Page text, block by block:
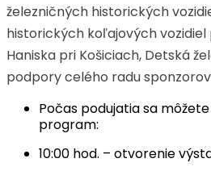
železničných historických
historických koľajových
Haniska pri Košiciach, Detská
podpory celého radu
Počas podujatia sa
program:
10:00 hod. – otvorenie